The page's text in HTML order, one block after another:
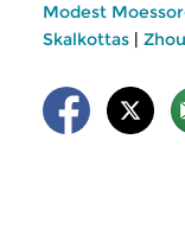
Modest
Skalkottas |